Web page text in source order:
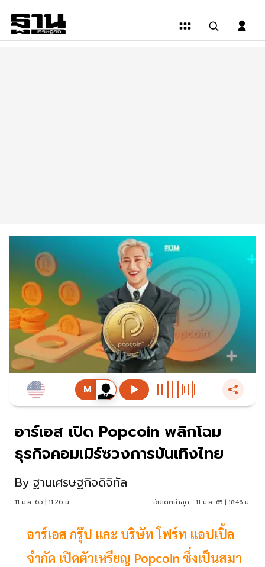
อาร์เอส เปิด Popcoin พลิกโฉม
ธุรกิจคอมเมิร์ซวงการบันเทิงไทย
By ฐานเศรษฐกิจดิจิทัล
11 ม.ค. 65 | 11:26 น. อัปเดตล่าสุด : 11 ม.ค. 65 | 18:46 น.
อาร์เอส กรุ๊ป และ บริษัท โฟร์ท แอปเปิ้ล
จํากัด เปิดตัวเหรียญ Popcoin ซึ่งเป็นสมา